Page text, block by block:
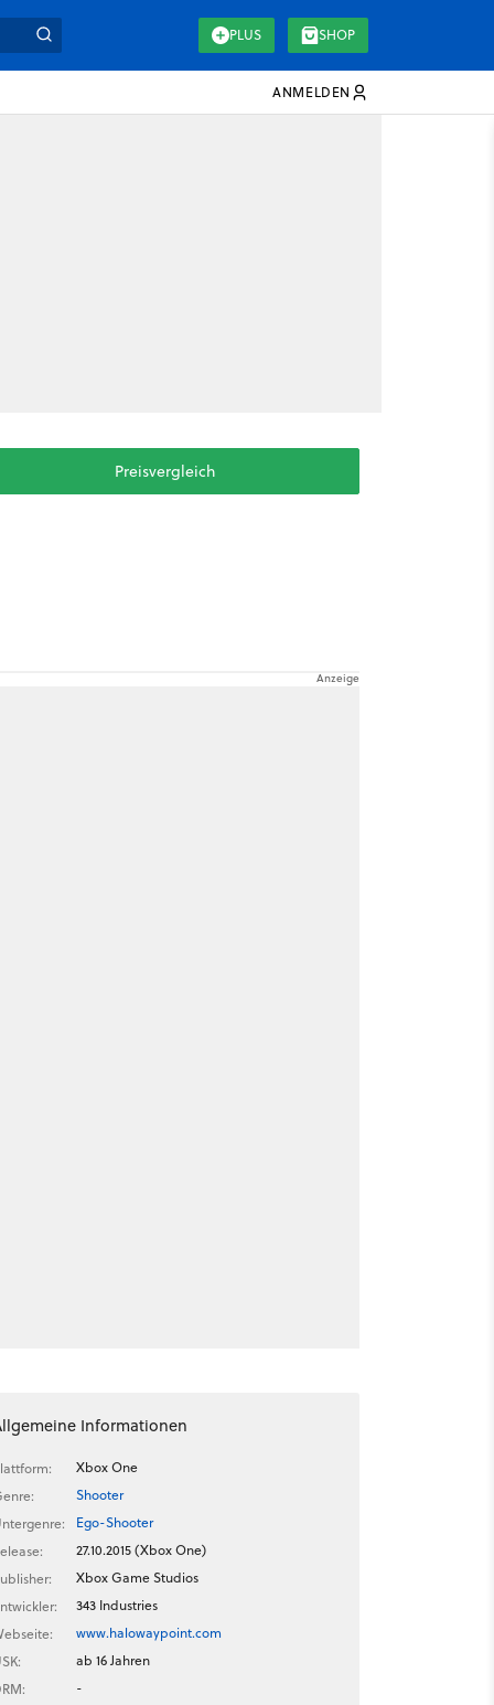
PLUS SHOP
ANMELDEN
Preisvergleich
Informationen
Xbox One
Shooter
Ego-Shooter
27.10.2015 (Xbox One)
Xbox Game Studios
343 Industries
www.halowaypoint.com
ab 16 Jahren
-